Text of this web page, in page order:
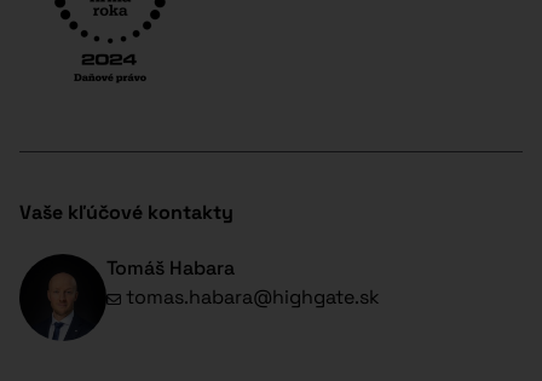
Vaše kľúčové kontakty
Tomáš Habara
tomas.habara@highgate.sk